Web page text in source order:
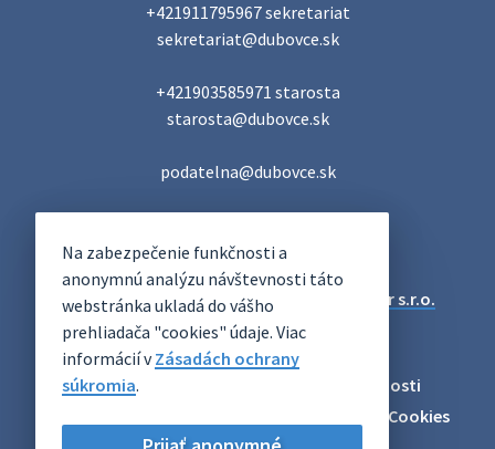
Na zabezpečenie funkčnosti a
anonymnú analýzu návštevnosti táto
webstránka ukladá do vášho
prehliadača "cookies" údaje. Viac
informácií vZásadách ochrany
súkromia.
OFICIÁLNE STRÁNKY
Technický prevádzkovateľ:Alphabet partner s.r.o.
Správca obsahu:
Posledná aktualizácia:06.08.2026
Odber RSS
Vyhlásenie o prístupnosti
Nastaviť Cookies
+421911795967 sekretariat
sekretariat@dubovce.sk
+421903585971 starosta
starosta@dubovce.sk
podatelna@dubovce.sk